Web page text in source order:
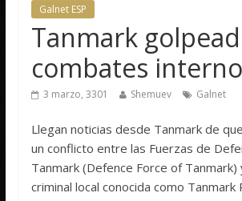
Galnet ESP
Tanmark
combates
3 marzo, 3301 Shemuev Galnet
Llegan noticias desde Tanmark de
un conflicto entre las Fuerzas de
Tanmark (Defence Force of Tanmark)
criminal local conocida como Tanmark